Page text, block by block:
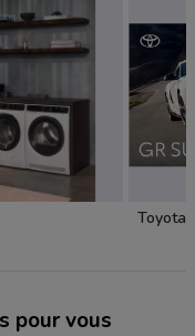
Toyota
pour vous